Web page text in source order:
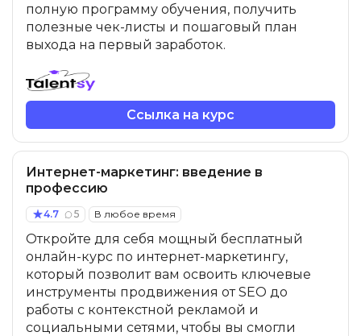
полную программу обучения, получить
полезные чек-листы и пошаговый план
выхода на первый заработок.
Ссылка на курс
Интернет-маркетинг: введение в
профессию
4.7 5 В любое время
Откройте для себя мощный бесплатный
онлайн-курс по интернет-маркетингу,
который позволит вам освоить ключевые
инструменты продвижения от SEO до
работы с контекстной рекламой и
социальными сетями, чтобы вы смогли